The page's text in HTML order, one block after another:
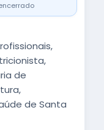
de
de Santa